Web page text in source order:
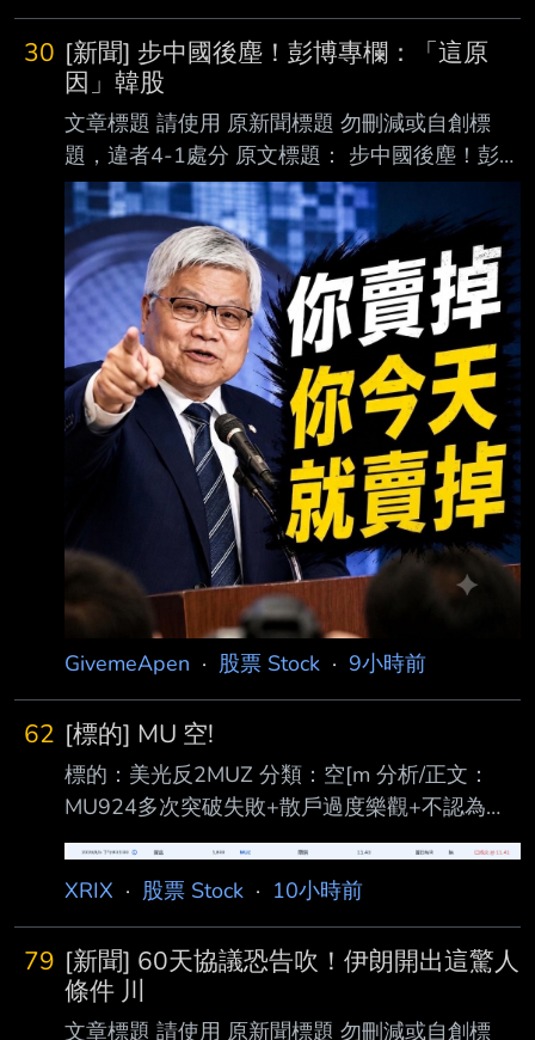
勒戒所」發文透露，今年1月至4月期間，他用
200萬元本
編譯余曉惠 原文內容： Sandisk(SNDK-US)周三
(5 日) 盤後公布優於預期的 2026 會計年度第 4
季財報，但因本 季營收展望低於市場預估，盤
後股價仍下跌，顯示投資人對這家記憶體大廠寄
予更高期待。 Sandisk 今年以來股價已累計飆升
469%，過去一年更大漲 310
30 [新聞] 步中國後塵！彭博專欄：「這原
因」韓股
文章標題 請使用 原新聞標題 勿刪減或自創標
題，違者4-1處分 原文標題： 步中國後塵！彭博
專欄：「這原因」韓股也成為不可投資市場 原
文連結：
https://ec.ltn.com.tw/article/breakingnews/5528
426 發布時間：2026/08/04 17:56 記者署名：
編譯魏國金／台北報導 原文內容： 〔編譯魏國
金／台北報導〕彭博專欄作家任淑莉（Shuli
Ren）3日發文指出，韓股是今年最 熱門、最動
盪的市場，韓國Kospi在27個交易日暴跌40%，
相當於2015年中國股市
GivemeApen · 股票 Stock · 9小時前
62 [標的] MU 空!
標的：美光反2MUZ 分類：空[m 分析/正文：
MU924多次突破失敗+散戶過度樂觀+不認為已
經突破下降趨勢 https://i.urusai.cc/OkagI.png 進
期投資、討論、心得類免填) 進場:MUZ 11.4 (進
太早了，我是看著SOXL的線圖進的，結果沒想
到MU今天有點強) 退場:MUZ 10.45 MU到861附
近看情況分批止盈 --
XRIX · 股票 Stock · 10小時前
79 [新聞] 60天協議恐告吹！伊朗開出這驚人
條件 川
文章標題 請使用 原新聞標題 勿刪減或自創標